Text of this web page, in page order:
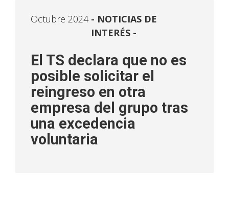
Octubre 2024
NOTICIAS DE
INTERÉS -
El TS declara que no es
posible solicitar el
reingreso en otra
empresa del grupo tras
una excedencia
voluntaria